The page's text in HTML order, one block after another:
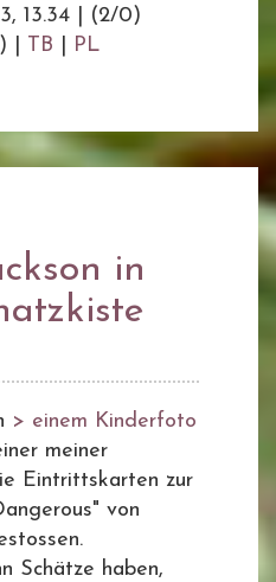
13.34
(2/0)
) | TB PL
in
> einem Kinderfoto
meiner
Eintrittskarten zur
von
Schätze haben,